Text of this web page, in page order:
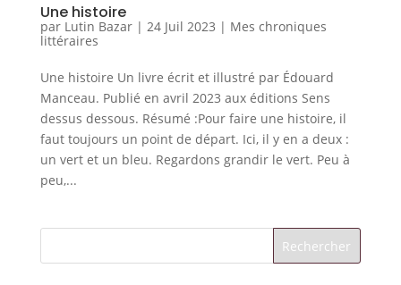
Une histoire
par Lutin Bazar| 24 Juil 2023 | Mes chroniques
littéraires
Une histoire Un livre écrit et illustré par Édouard
Manceau. Publié en avril 2023 aux éditions Sens
dessus dessous. Résumé :Pour faire une histoire, il
faut toujours un point de départ. Ici, il y en a deux :
un vert et un bleu. Regardons grandir le vert. Peu à
peu,...